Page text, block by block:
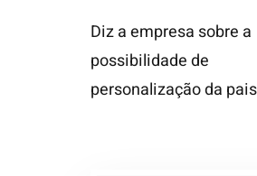
Diz a empresa sobre a
possibilidade de
personalização da